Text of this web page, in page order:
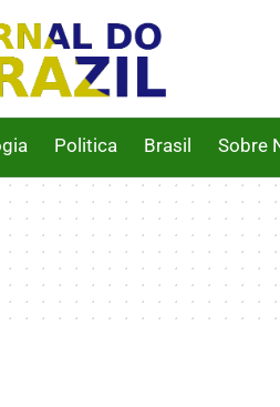
Politica Brasil Sobre